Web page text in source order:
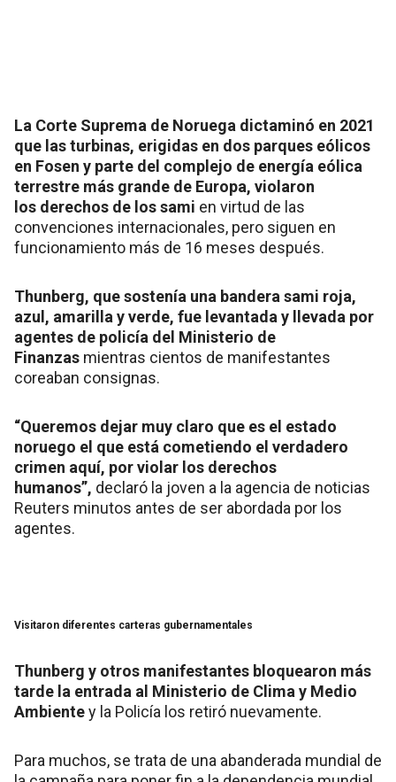
La Corte Suprema de Noruega dictaminó en 2021
que las turbinas, erigidas en dos parques eólicos
en Fosen y parte del complejo de energía eólica
terrestre más grande de Europa, violaron
los derechos de los sami en virtud de las
convenciones internacionales, pero siguen en
funcionamiento más de 16 meses después.
Thunberg, que sostenía una bandera sami roja,
azul, amarilla y verde, fue levantada y llevada por
agentes de policía del Ministerio de
Finanzas mientras cientos de manifestantes
coreaban consignas.
“Queremos dejar muy claro que es el estado
noruego el que está cometiendo el verdadero
crimen aquí, por violar los derechos
humanos”, declaró la joven a la agencia de noticias
Reuters minutos antes de ser abordada por los
agentes.
Visitaron diferentes carteras gubernamentales
Thunberg y otros manifestantes bloquearon más
tarde la entrada al Ministerio de Clima y Medio
Ambientey la Policía los retiró nuevamente.
Para muchos, se trata de una abanderada mundial de